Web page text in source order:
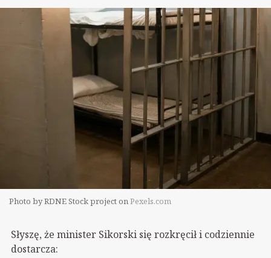
Photo by RDNE Stock project onPexels.com
Słyszę, że minister Sikorski się rozkręcił i codziennie
dostarcza: